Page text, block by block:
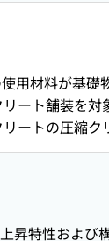
S)構法の適
に埋戻し部
務所ビルに
る構造物の
気圧を利
性 トンネ
イム施工管
性化の進行
較 締固めを
ストボック
用材料が基
ート舗装を
ートの圧縮
および計測
に関する実
検討 : 施工
盤における
昇特性およ